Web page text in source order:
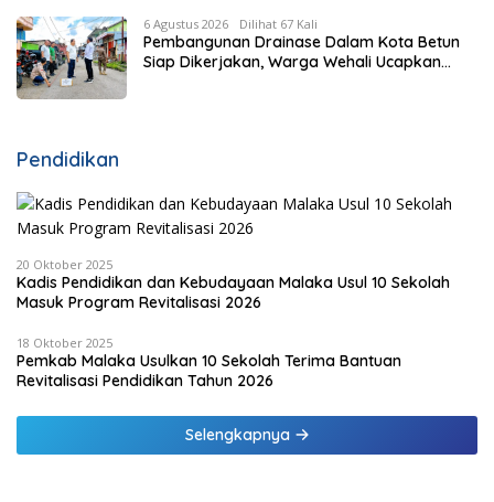
6 Agustus 2026 Dilihat 67 Kali
Pembangunan Drainase Dalam Kota Betun
Siap Dikerjakan, Warga Wehali Ucapkan
Pendidikan
20 Oktober 2025
Kadis Pendidikan dan Kebudayaan Malaka Usul 10 Sekolah
Masuk Program Revitalisasi 2026
18 Oktober 2025
Pemkab Malaka Usulkan 10 Sekolah Terima Bantuan
Revitalisasi Pendidikan Tahun 2026
Selengkapnya